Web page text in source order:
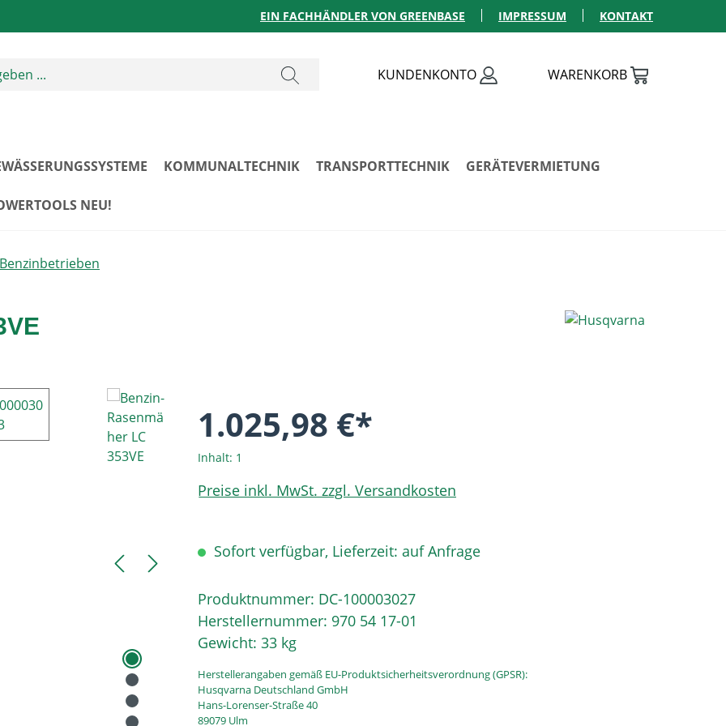
EIN FACHHÄNDLER VON GREENBASE IMPRESSUM KONTAKT
KUNDENKONTO WARENKORB
KOMMUNALTECHNIK TRANSPORTTECHNIK GERÄTEVERMIETUNG
NEU!
Benzinbetrieben
1.025,98 €*
Inhalt: 1
Preise inkl. MwSt. zzgl. Versandkosten
Sofort verfügbar, Lieferzeit: auf Anfrage
Produktnummer: DC-100003027
Herstellernummer: 970 54 17-01
Gewicht: 33 kg
Herstellerangaben gemäß EU-Produktsicherheitsverordnung (GPSR):
Husqvarna Deutschland GmbH
Hans-Lorenser-Straße 40
89079 Ulm